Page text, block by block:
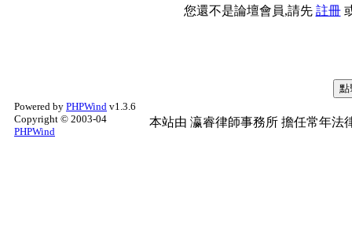
您還不是論壇會員,請先 註冊
Powered by PHPWind v1.3.6
Copyright © 2003-04
PHPWind
本站由 瀛睿律師事務所 擔任常年法